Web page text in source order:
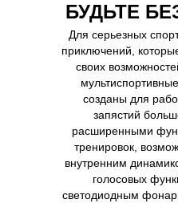
БУДЬТЕ
Для серьезных
приключений,
своих
созданы для
запястий
расширенными
тренировок,
внутренним
голосовых
светодиодным